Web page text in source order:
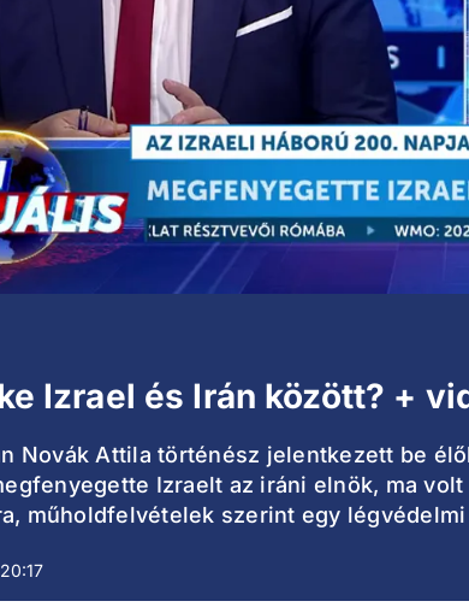
Izrael és Irán között? +
Novák Attila történész jelentkezett be
Izraelt az iráni elnök, ma
műholdfelvételek szerint egy